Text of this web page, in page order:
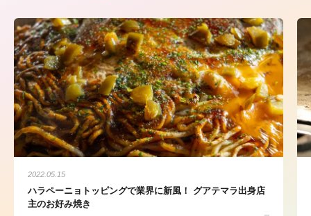
2022.05.15
ハラペーニョトッピングで業界に新風！ グアテマラ出身店
主のお好み焼き